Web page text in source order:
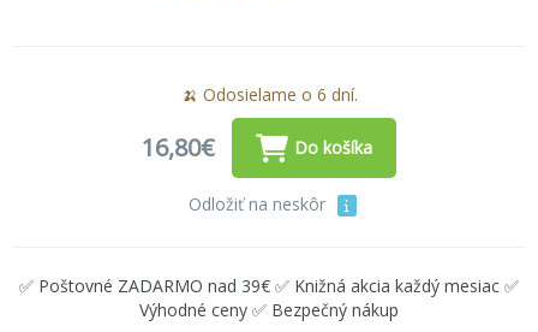
🍌 Odosielame o 6 dní.
16,80€ Do košíka
Odložiť na neskôr
✅ Poštovné ZADARMO nad 39€ ✅ Knižná akcia každý mesiac ✅
Výhodné ceny ✅ Bezpečný nákup